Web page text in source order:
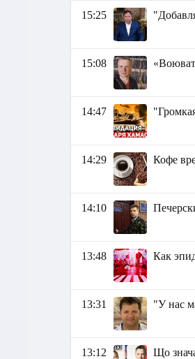
15:25
15:08
14:47
14:29 Кофе
14:10
13:48 Как
13:31 "У нас
13:12 Що